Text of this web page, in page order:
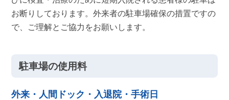
お断りしております。外来者の駐車場確保の措置ですの
で、ご理解とご協力をお願いします。
駐車場の使用料
外来・人間ドック・入退院・手術日